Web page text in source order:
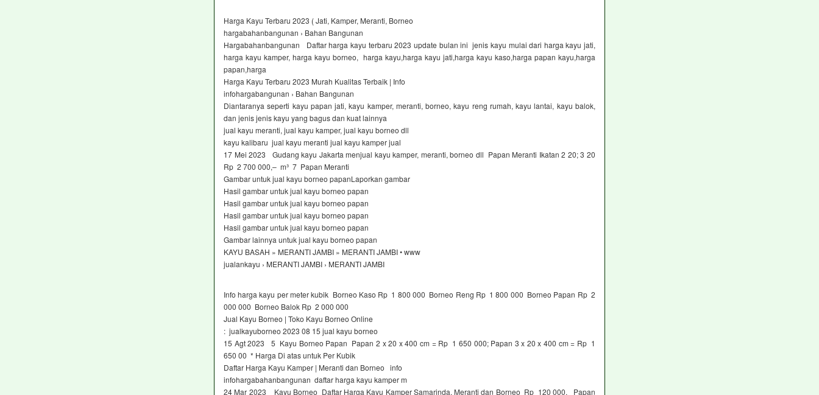
Harga Kayu Terbaru 2023 ( Jati, Kamper, Meranti, Borneo
hargabahanbangunan › Bahan Bangunan
Hargabahanbangunan Daftar harga kayu terbaru 2023 update bulan ini jenis kayu mulai dari harga kayu jati,
harga kayu kamper, harga kayu borneo, harga kayu,harga kayu jati,harga kayu kaso,harga papan kayu,harga
papan,harga
Harga Kayu Terbaru 2023 Murah Kualitas Terbaik | Info
infohargabangunan › Bahan Bangunan
Diantaranya seperti kayu papan jati, kayu kamper, meranti, borneo, kayu reng rumah, kayu lantai, kayu balok,
dan jenis jenis kayu yang bagus dan kuat lainnya
jual kayu meranti, jual kayu kamper, jual kayu borneo dll
kayu kalibaru jual kayu meranti jual kayu kamper jual
17 Mei 2023 Gudang kayu Jakarta menjual kayu kamper, meranti, borneo dll Papan Meranti Ikatan 2 20; 3 20
Rp 2 700 000,– m³ 7 Papan Meranti
Gambar untuk jual kayu borneo papanLaporkan gambar
Hasil gambar untuk jual kayu borneo papan
Hasil gambar untuk jual kayu borneo papan
Hasil gambar untuk jual kayu borneo papan
Hasil gambar untuk jual kayu borneo papan
Gambar lainnya untuk jual kayu borneo papan
KAYU BASAH » MERANTI JAMBI » MERANTI JAMBI • www
jualankayu › MERANTI JAMBI › MERANTI JAMBI
Info harga kayu per meter kubik Borneo Kaso Rp 1 800 000 Borneo Reng Rp 1 800 000 Borneo Papan Rp 2
000 000 Borneo Balok Rp 2 000 000
Jual Kayu Borneo | Toko Kayu Borneo Online
: jualkayuborneo 2023 08 15 jual kayu borneo
15 Agt 2023 5 Kayu Borneo Papan Papan 2 x 20 x 400 cm = Rp 1 650 000; Papan 3 x 20 x 400 cm = Rp 1
650 00 * Harga Di atas untuk Per Kubik
Daftar Harga Kayu Kamper | Meranti dan Borneo info
infohargabahanbangunan daftar harga kayu kamper m
24 Mar 2023 Kayu Borneo Daftar Harga Kayu Kamper Samarinda, Meranti dan Borneo Rp 120 000, Papan